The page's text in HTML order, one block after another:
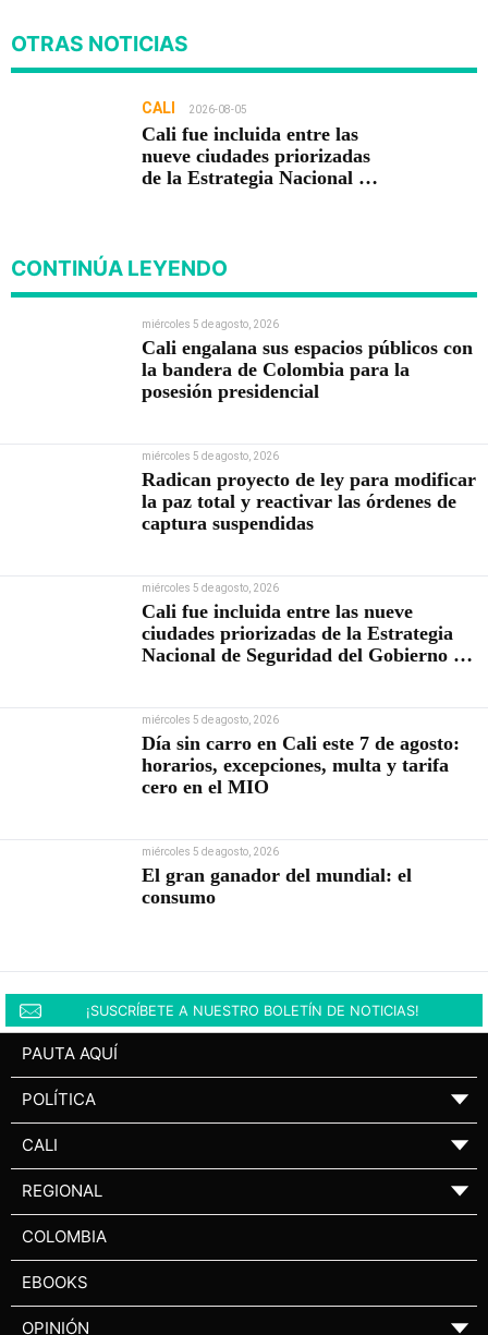
OTRAS NOTICIAS
CALI 2026-08-05
Cali fue incluida entre las
nueve ciudades priorizadas
de la Estrategia Nacional de
CONTINÚA LEYENDO
miércoles 5 de agosto, 2026
Cali engalana sus espacios públicos con
la bandera de Colombia para la
posesión presidencial
miércoles 5 de agosto, 2026
Radican proyecto de ley para modificar
la paz total y reactivar las órdenes de
captura suspendidas
miércoles 5 de agosto, 2026
Cali fue incluida entre las nueve
ciudades priorizadas de la Estrategia
Nacional de Seguridad del Gobierno de
miércoles 5 de agosto, 2026
Día sin carro en Cali este 7 de agosto:
horarios, excepciones, multa y tarifa
cero en el MIO
miércoles 5 de agosto, 2026
El gran ganador del mundial: el
consumo
¡SUSCRÍBETE A NUESTRO BOLETÍN DE NOTICIAS!
PAUTA AQUÍ
POLÍTICA ▼
CALI ▼
REGIONAL ▼
COLOMBIA
EBOOKS
OPINIÓN ▼